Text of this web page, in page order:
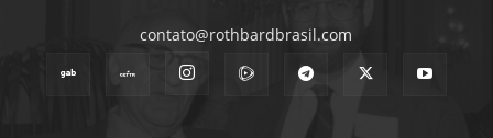
contato@rothbardbrasil.com